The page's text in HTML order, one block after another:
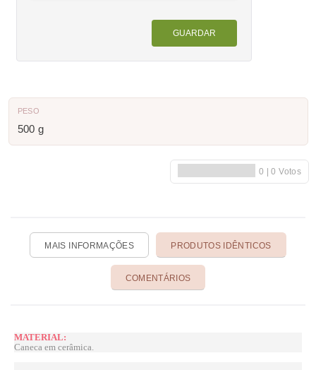
PESO
500 g
MAIS INFORMAÇÕES PRODUTOS IDÊNTICOS
COMENTÁRIOS
MATERIAL:
Caneca em cerâmica.